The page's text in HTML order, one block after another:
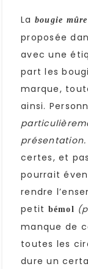
La bougie
proposée
avec une
part les
marque,
ainsi.
présentation.
certes, et
pourrait
rendre
petit bémol
manque de
toutes les
dure un